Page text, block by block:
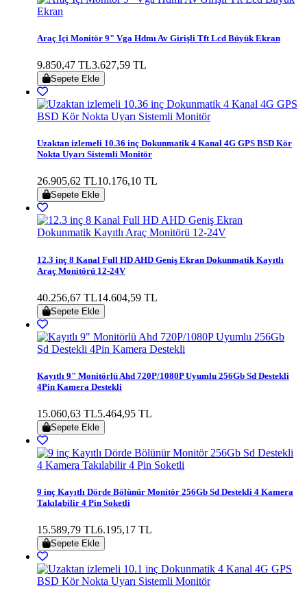
Araç Içi Monitör 9" Vga Hdmı Av Girişli Tft Lcd Büyük Ekran
9.850,47 TL3.627,59 TL
Sepete Ekle
Uzaktan izlemeli 10.36 inç Dokunmatik 4 Kanal 4G GPS BSD Kör
Nokta Uyarı Sistemli Monitör
26.905,62 TL10.176,10 TL
Sepete Ekle
12.3 inç 8 Kanal Full HD AHD Geniş Ekran Dokunmatik Kayıtlı
Araç Monitörü 12-24V
40.256,67 TL14.604,59 TL
Sepete Ekle
Kayıtlı 9" Monitörlü Ahd 720P/1080P Uyumlu 256Gb Sd Destekli
4Pin Kamera Destekli
15.060,63 TL5.464,95 TL
Sepete Ekle
9 inç Kayıtlı Dörde Bölünür Monitör 256Gb Sd Destekli 4 Kamera
Takılabilir 4 Pin Soketli
15.589,79 TL6.195,17 TL
Sepete Ekle